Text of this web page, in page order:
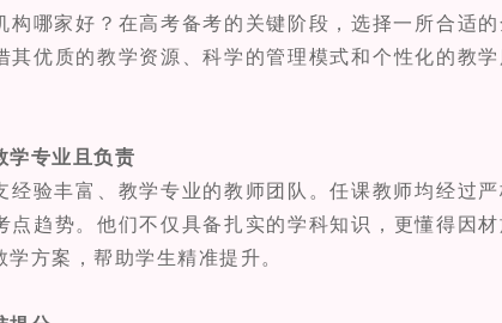
家好？在高考备考的关键阶段，选择一所合适的
其优质的教学资源、科学的管理模式和个性化的教
专业且负责
丰富、教学专业的教师团队。任课教师均经过严
点趋势。他们不仅具备扎实的学科知识，更懂得因
方案，帮助学生精准提升。